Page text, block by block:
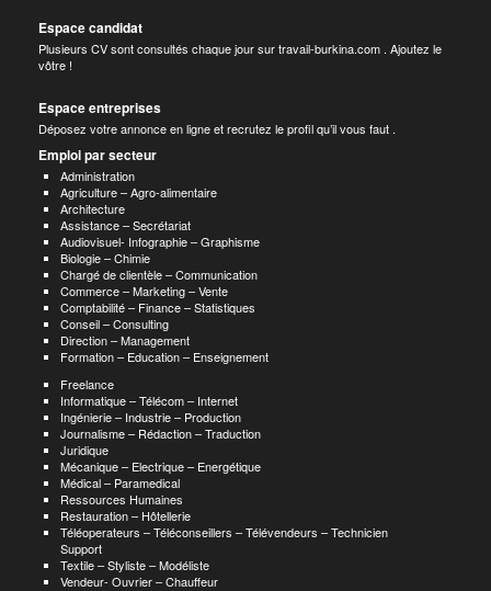
Espace candidat
Plusieurs CV sont consultés chaque jour sur travail-burkina.com . Ajoutez le
vôtre !
Espace entreprises
Déposez votre annonce en ligne et recrutez le profil qu’il vous faut .
Emploi par secteur
Administration
Agriculture – Agro-alimentaire
Architecture
Assistance – Secrétariat
Audiovisuel- Infographie – Graphisme
Biologie – Chimie
Chargé de clientèle – Communication
Commerce – Marketing – Vente
Comptabilité – Finance – Statistiques
Conseil – Consulting
Direction – Management
Formation – Education – Enseignement
Freelance
Informatique – Télécom – Internet
Ingénierie – Industrie – Production
Journalisme – Rédaction – Traduction
Juridique
Mécanique – Electrique – Energétique
Médical – Paramedical
Ressources Humaines
Restauration – Hôtellerie
Téléoperateurs – Téléconseillers – Télévendeurs – Technicien
Support
Textile – Styliste – Modéliste
Vendeur- Ouvrier – Chauffeur